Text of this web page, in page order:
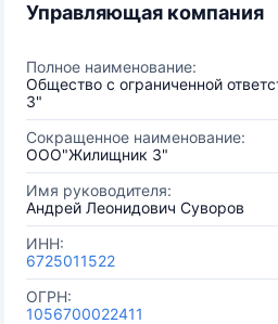
Управляющая компания
Полное наименование:
Общество с ограниченной
3"
Сокращенное наименование:
ООО"Жилищник 3"
Имя руководителя:
Андрей Леонидович Суворов
ИНН:
6725011522
ОГРН:
1056700022411